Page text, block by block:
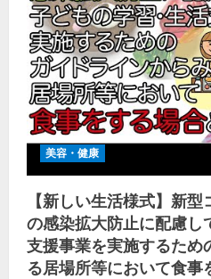
美容・健康
【新しい生活様式】新
の感染拡大防止に配慮し
支援事業を実施するため
る居場所等において食事